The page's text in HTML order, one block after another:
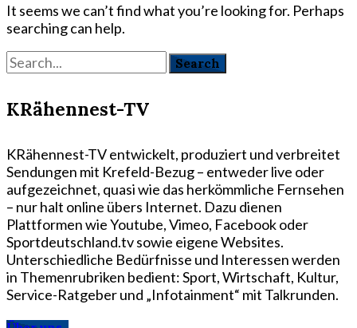
It seems we can’t find what you’re looking for. Perhaps
searching can help.
KRähennest-TV
KRähennest-TV entwickelt, produziert und verbreitet
Sendungen mit Krefeld-Bezug – entweder live oder
aufgezeichnet, quasi wie das herkömmliche Fernsehen
– nur halt online übers Internet. Dazu dienen
Plattformen wie Youtube, Vimeo, Facebook oder
Sportdeutschland.tv sowie eigene Websites.
Unterschiedliche Bedürfnisse und Interessen werden
in Themenrubriken bedient: Sport, Wirtschaft, Kultur,
Service-Ratgeber und „Infotainment“ mit Talkrunden.